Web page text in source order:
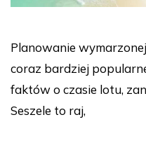
Planowanie
coraz bardziej
faktów o czasie lotu,
Seszele to raj,